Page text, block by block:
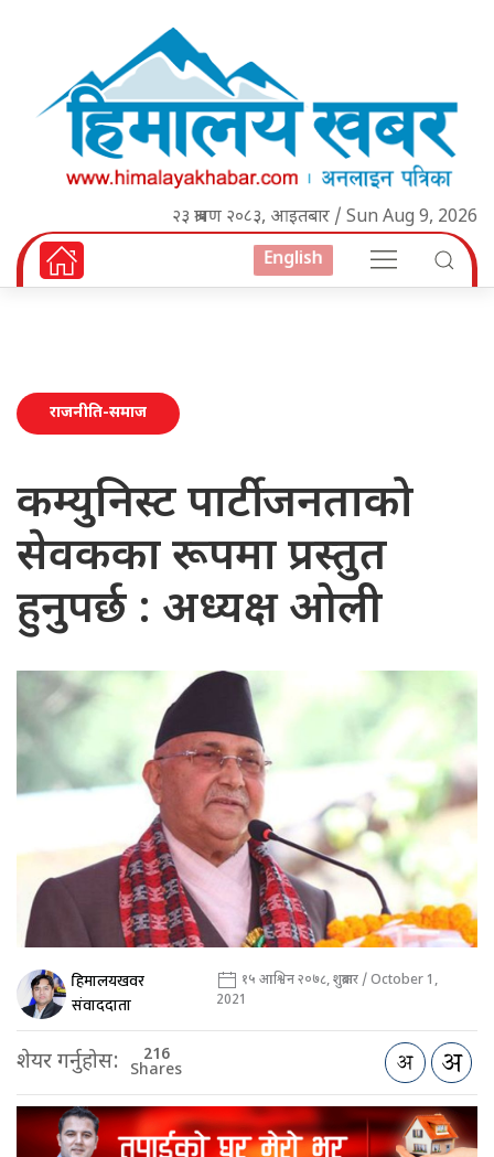
२३ श्रावण २०८३, आइतबार / Sun Aug 9, 2026
English
राजनीति-समाज
कम्युनिस्ट पार्टी जनताको
सेवकका रूपमा प्रस्तुत
हुनुपर्छ : अध्यक्ष ओली
हिमालयखवर
संवाददाता
१५ आश्विन २०७८, शुक्रबार / October 1,
2021
शेयर गर्नुहोस: 216
Shares